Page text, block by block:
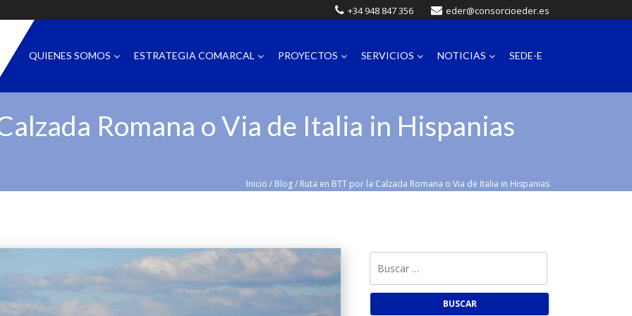
+34 948 847 356 eder@consorcioeder.es
QUIENES SOMOS ESTRATEGIA COMARCAL PROYECTOS SERVICIOS NOTICIAS SEDE-E
Romana o Via de Italia in Hispanias
Inicio / Blog/ Ruta en BTT por la Calzada Romana o Via de Italia in Hispanias